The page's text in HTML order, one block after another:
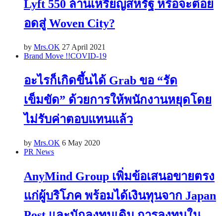
Lyft 550 ล้านเหรียญสหรัฐ หรือจะต่อย
อดสู่ Woven City?
by Mrs.OK 27 April 2021
Brand Move !!COVID-19
อะไรก็เกิดขึ้นได้ Grab ขอ “รัด
เข็มขัด” ด้วยการให้พนักงานหยุดโดย
ไม่รับค่าตอบแทนแล้ว
by Mrs.OK 6 May 2020
PR News
AnyMind Group เพิ่มข้อเสนอขายตรง
แก่ผู้บริโภค พร้อมได้เงินทุนจาก Japan